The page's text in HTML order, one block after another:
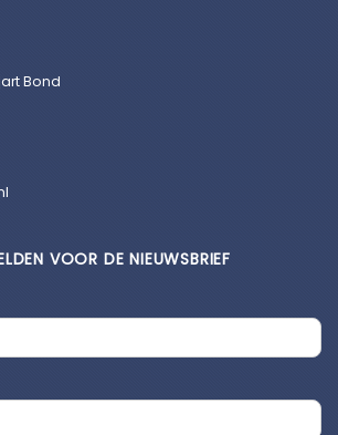
Bond
VOOR DE NIEUWSBRIEF